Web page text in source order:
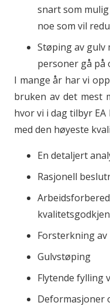
snart som
noe som vil
Støping av gulv
personer gå på
I mange år har vi
bruken av det mest
hvor vi i dag tilbyr
med den høyeste
En detaljert
Rasjonell
Forsterkning
Gulvstøping
Flytende fylling
Deformasjoner